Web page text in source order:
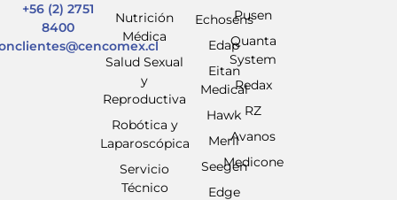
+56 (2) 2751
8400
Nutrición
Médica
Salud Sexual
y
Reproductiva
Robótica y
Laparoscópica
Servicio
Técnico
Echosens
Edap
Eitan
Medical
Hawk
Meril
Seegen
Edge
Pusen
Quanta
System
Redax
RZ
Avanos
Medicone